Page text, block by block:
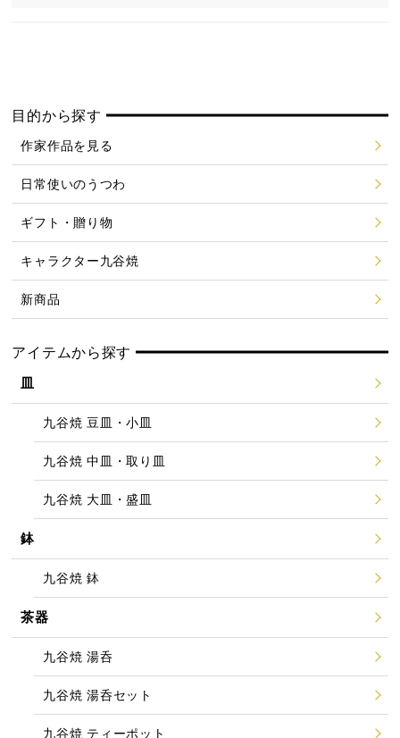
目的から探す
作家作品を見る
日常使いのうつわ
ギフト・贈り物
キャラクター九谷焼
新商品
アイテムから探す
皿
九谷焼 豆皿・小皿
九谷焼 中皿・取り皿
九谷焼 大皿・盛皿
鉢
九谷焼 鉢
茶器
九谷焼 湯呑
九谷焼 湯呑セット
九谷焼 ティーポット